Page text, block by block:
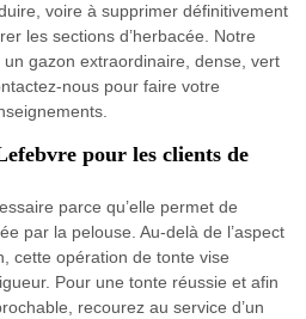
voire à supprimer définitivement
les sections d’herbacée. Notre
gazon extraordinaire, dense, vert
nous pour faire votre
pour les clients de
parce qu’elle permet de
par la pelouse. Au-delà de l’aspect
cette opération de tonte vise
Pour une tonte réussie et afin
recourez au service d’un